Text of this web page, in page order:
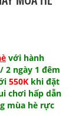
với hành
/ 2 ngày 1 đêm
550K khi đặt
chơi hấp dẫn
mùa hè rực